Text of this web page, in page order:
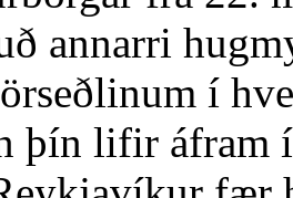
annarri
í
þín lifir áfram